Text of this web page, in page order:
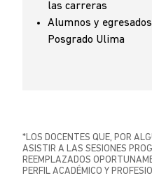
las carreras
Alumnos y
Posgrado Ulima
*LOS DOCENTES QUE, POR
ASISTIR A LAS SESIONES
REEMPLAZADOS
PERFIL ACADÉMICO Y